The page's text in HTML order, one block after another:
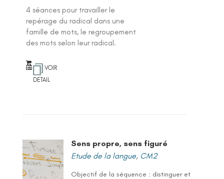
4 séances pour travailler le
repérage du radical dans une
famille de mots, le regroupement
des mots selon leur radical.
VOIR
DETAIL
Sens propre, sens figuré
Etude de la langue, CM2
Objectif de la séquence : distinguer et